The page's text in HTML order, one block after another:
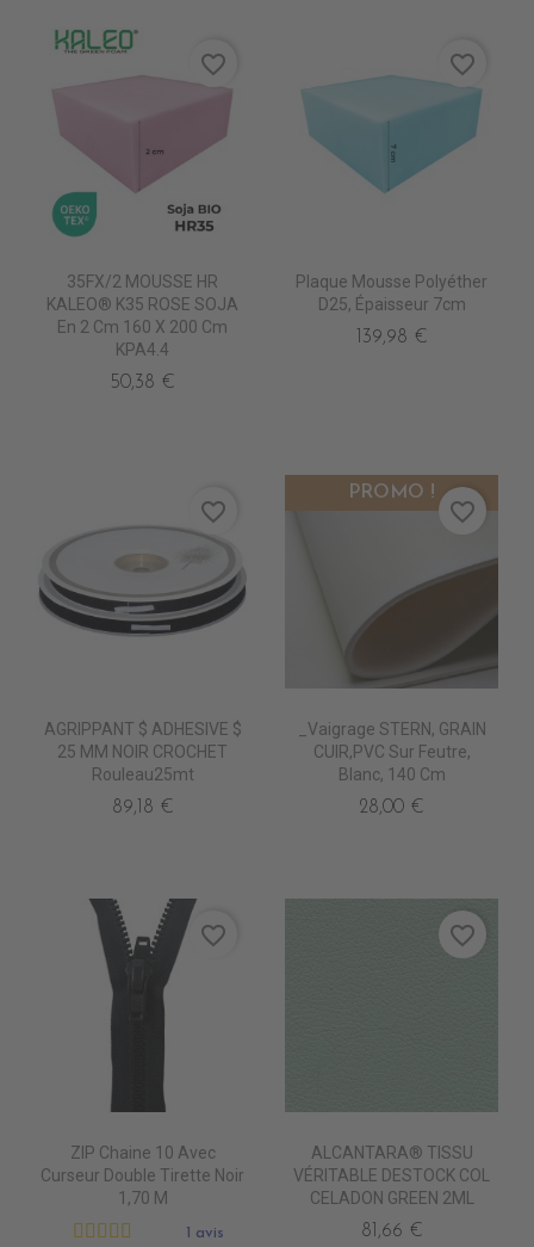
35FX/2 MOUSSE HR
KALEO® K35 ROSE SOJA
En 2 Cm 160 X 200 Cm
KPA4.4
50,38 €
favorite_border
Plaque Mousse Polyéther
D25, Épaisseur 7cm
139,98 €
favorite_border
AGRIPPANT $ ADHESIVE $
25 MM NOIR CROCHET
Rouleau25mt
89,18 €
favorite_border
_Vaigrage STERN, GRAIN
CUIR,PVC Sur Feutre,
Blanc, 140 Cm
28,00 €
PROMO !
favorite_border
ZIP Chaine 10 Avec
Curseur Double Tirette Noir
1,70 M
1 avis
favorite_border
ALCANTARA® TISSU
VÉRITABLE DESTOCK COL
CELADON GREEN 2ML
81,66 €
favorite_border